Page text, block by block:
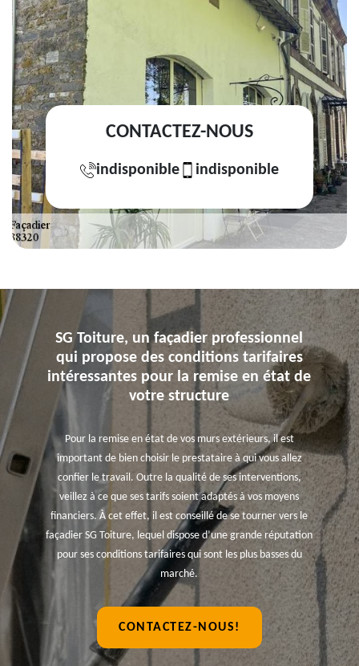
CONTACTEZ-NOUS
indisponible indisponible
SG Toiture, un façadier professionnel
qui propose des conditions tarifaires
intéressantes pour la remise en état de
votre structure
Pour la remise en état de vos murs extérieurs, il est
important de bien choisir le prestataire à qui vous allez
confier le travail. Outre la qualité de ses interventions,
veillez à ce que ses tarifs soient adaptés à vos moyens
financiers. À cet effet, il est conseillé de se tourner vers le
façadier SG Toiture, lequel dispose d’une grande réputation
pour ses conditions tarifaires qui sont les plus basses du
marché.
CONTACTEZ-NOUS!